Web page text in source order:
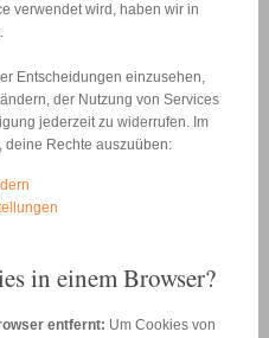
verwendet wird, haben wir in
Entscheidungen einzusehen,
der Nutzung von Services
jederzeit zu widerrufen. Im
deine Rechte auszuüben:
in einem Browser?
entfernt: Um Cookies von